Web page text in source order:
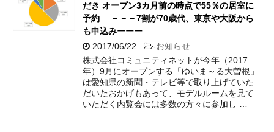
だき オープン3カ月前の時点で55％の居室に
予約 －－－7割が70歳代、東京や大阪から
も申込みーーー
2017/06/22
-お知らせ
株式会社コミュニティネットが今年（2017
年）9月にオープンする「ゆいま～る大曽根」
は愛知県の新聞・テレビ等で取り上げていた
だいたおかげもあって、モデルルームを見て
いただく内覧会には多数の方々に参加し …